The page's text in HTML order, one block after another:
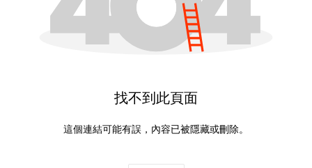
找不到此頁面
這個連結可能有誤，內容已被隱藏或刪除。